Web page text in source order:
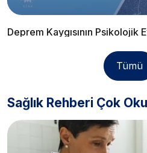
Deprem Kaygısının Psikolojik
Tümü
Sağlık Rehberi Çok